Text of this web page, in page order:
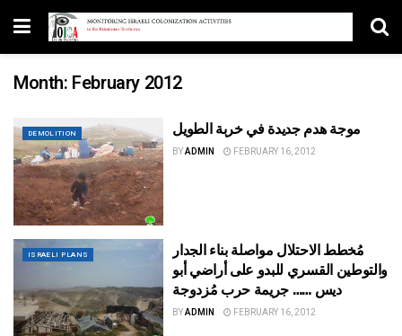
Month: February 2012
DEMOLITION موجة هدم جديدة في خربة الطويل
BYADMIN FEBRUARY 16, 2012
ISRAELI PLANS
مُخطط الاحتلال مواصلة بناء الجدار
والتوطين القسري للبدو على أراضي أبو
ديس …… جريمة حرب مُزدوجة
BYADMIN FEBRUARY 16, 2012